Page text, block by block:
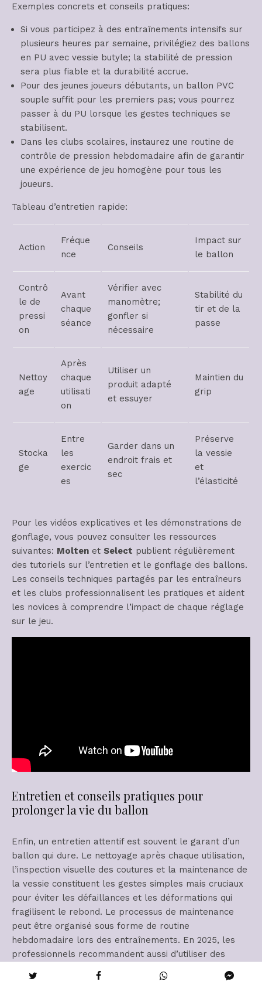
Exemples concrets et conseils pratiques:
Si vous participez à des entraînements intensifs sur
plusieurs heures par semaine, privilégiez des ballons
en PU avec vessie butyle; la stabilité de pression
sera plus fiable et la durabilité accrue.
Pour des jeunes joueurs débutants, un ballon PVC
souple suffit pour les premiers pas; vous pourrez
passer à du PU lorsque les gestes techniques se
stabilisent.
Dans les clubs scolaires, instaurez une routine de
contrôle de pression hebdomadaire afin de garantir
une expérience de jeu homogène pour tous les
joueurs.
Tableau d’entretien rapide:
Action
Fréque
nce
Conseils
Impact sur
le ballon
Contrô
le de
pressi
on
Avant
chaque
séance
Vérifier avec
manomètre;
gonfler si
nécessaire
Stabilité du
tir et de la
passe
Nettoy
age
Après
chaque
utilisati
on
Utiliser un
produit adapté
et essuyer
Maintien du
grip
Stocka
ge
Entre
les
exercic
es
Garder dans un
endroit frais et
sec
Préserve
la vessie
et
l’élasticité
Pour les vidéos explicatives et les démonstrations de
gonflage, vous pouvez consulter les ressources
suivantes: Molten et Select publient régulièrement
des tutoriels sur l’entretien et le gonflage des ballons.
Les conseils techniques partagés par les entraîneurs
et les clubs professionnalisent les pratiques et aident
les novices à comprendre l’impact de chaque réglage
sur le jeu.
Entretien et conseils pratiques pour
prolonger la vie du ballon
Enfin, un entretien attentif est souvent le garant d’un
ballon qui dure. Le nettoyage après chaque utilisation,
l’inspection visuelle des coutures et la maintenance de
la vessie constituent les gestes simples mais cruciaux
pour éviter les défaillances et les déformations qui
fragilisent le rebond. Le processus de maintenance
peut être organisé sous forme de routine
hebdomadaire lors des entraînements. En 2025, les
professionnels recommandent aussi d’utiliser des
ballons de handball afin de préserver les propriétés